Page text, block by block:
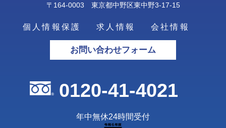
〒164-0003 東京都中野区東中野3-17-15
個人情報保護 求人情報 会社情報
お問い合わせフォーム
0120-41-4021
年中無休24時間受付